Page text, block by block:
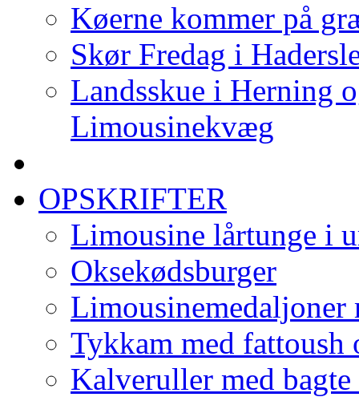
Køerne kommer på
Skør Fredag i
Landsskue i Herning
Limousinekvæg
OPSKRIFTER
Limousine lårtunge i
Oksekødsburger
Limousinemedaljoner
Tykkam med fattoush
Kalveruller med